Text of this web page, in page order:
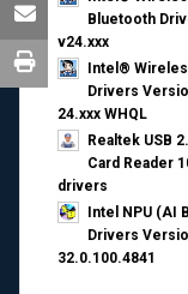
Bluetooth
v24.xxx
Intel®
Drivers
24.xxx WHQL
Realtek USB
Card Reader
drivers
Intel NPU (AI
Drivers
32.0.100.4841